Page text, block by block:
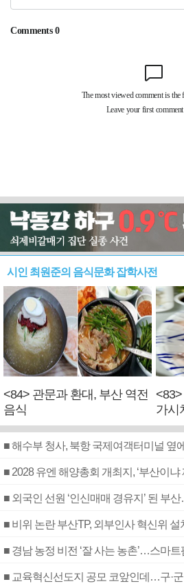
시인 최원준의 음식문화 잡학사전
<84> 관문과 환대, 부산 역전
음식
가시
■ 해수부 청사, 북항 국제여객터미널 옆
■ 2028 유엔 해양총회 개최지, ‘부산이냐
■ 외국인 선원 ‘인신매매 경유지’ 된 부
■ 비위 논란 부산TP, 외부인사 혁신위 설
■ 경남 농정 비전 ‘잘 사는 농촌’…스마
■ 교육혁신선도지 공모 코앞인데…구·군